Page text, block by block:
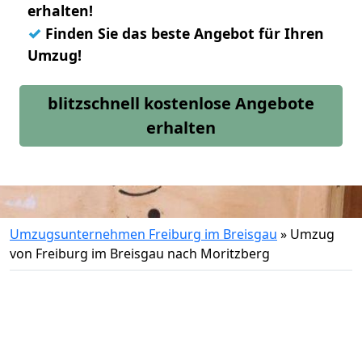
erhalten!
✓ Finden Sie das beste Angebot für Ihren
Umzug!
blitzschnell kostenlose Angebote
erhalten
Umzugsunternehmen Freiburg im Breisgau » Umzug
von Freiburg im Breisgau nach Moritzberg